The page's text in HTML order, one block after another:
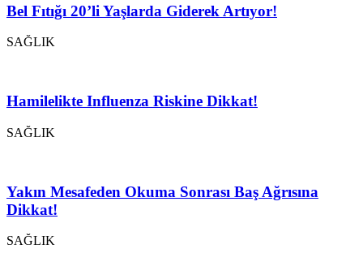
Bel Fıtığı 20’li Yaşlarda Giderek Artıyor!
SAĞLIK
Hamilelikte Influenza Riskine Dikkat!
SAĞLIK
Yakın Mesafeden Okuma Sonrası Baş Ağrısına
Dikkat!
SAĞLIK